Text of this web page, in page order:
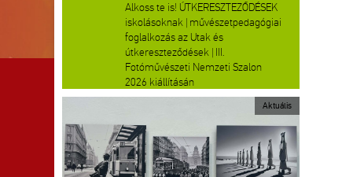
Alkoss te is! ÚTKERESZTEZŐDÉSEK
iskolásoknak | művészetpedagógiai
foglalkozás az Utak és
útkereszteződések | III.
Fotóművészeti Nemzeti Szalon
2026 kiállításán
Aktuális